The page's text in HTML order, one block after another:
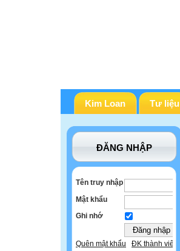
Kim Loan Tư liệu
ĐĂNG NHẬP
Tên truy nhập
Mật khẩu
Ghi nhớ
Quên mật khẩu ĐK thành viên